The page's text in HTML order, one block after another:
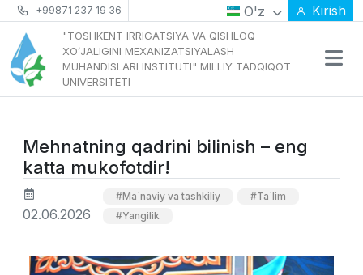
+99871 237 19 36 O'z Kirish
"TOSHKENT IRRIGATSIYA VA QISHLOQ
XOʻJALIGINI MEXANIZATSIYALASH
MUHANDISLARI INSTITUTI" MILLIY TADQIQOT
UNIVERSITETI
Mehnatning qadrini bilinish – eng
katta mukofotdir!
02.06.2026
#Ma`naviy va tashkiliy
#Ta`lim
#Yangilik